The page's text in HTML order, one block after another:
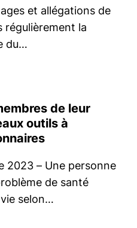
et allégations de
la
du…
de leur
outils à
2023 – Une personne
de santé
selon…